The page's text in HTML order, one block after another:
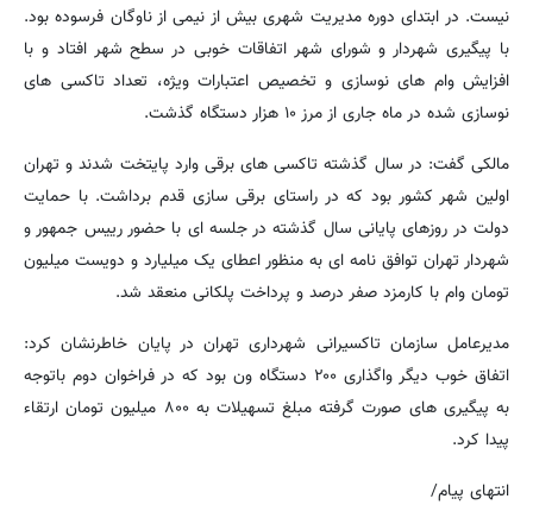
نیست. در ابتدای دوره مدیریت شهری بیش از نیمی از ناوگان فرسوده بود.
با پیگیری شهردار و شورای شهر اتفاقات خوبی در سطح شهر افتاد و با
افزایش وام های نوسازی و تخصیص اعتبارات ویژه، تعداد تاکسی های
نوسازی شده در ماه جاری از مرز ۱۰ هزار دستگاه گذشت.
مالکی گفت: در سال گذشته تاکسی های برقی وارد پایتخت شدند و تهران
اولین شهر کشور بود که در راستای برقی سازی قدم برداشت. با حمایت
دولت در روزهای پایانی سال گذشته در جلسه ای با حضور رییس جمهور و
شهردار تهران توافق نامه ای به منظور اعطای یک میلیارد و دویست میلیون
تومان وام با کارمزد صفر درصد و پرداخت پلکانی منعقد شد.
مدیرعامل سازمان تاکسیرانی شهرداری تهران در پایان خاطرنشان کرد:
اتفاق خوب دیگر واگذاری ۲۰۰ دستگاه ون بود که در فراخوان دوم باتوجه
به پیگیری های صورت گرفته مبلغ تسهیلات به ۸۰۰ میلیون تومان ارتقاء
پیدا کرد.
انتهای پیام/